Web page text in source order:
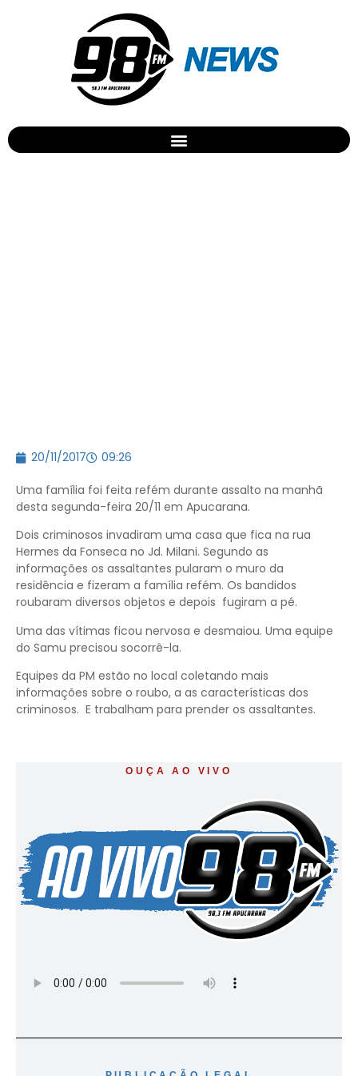
20/11/2017 09:26
Uma família foi feita refém durante assalto na manhã
desta segunda-feira 20/11 em Apucarana.
Dois criminosos invadiram uma casa que fica na rua
Hermes da Fonseca no Jd. Milani. Segundo as
informações os assaltantes pularam o muro da
residência e fizeram a família refém. Os bandidos
roubaram diversos objetos e depois fugiram a pé.
Uma das vítimas ficou nervosa e desmaiou. Uma equipe
do Samu precisou socorrê-la.
Equipes da PM estão no local coletando mais
informações sobre o roubo, a as características dos
criminosos. E trabalham para prender os assaltantes.
OUÇA AO VIVO